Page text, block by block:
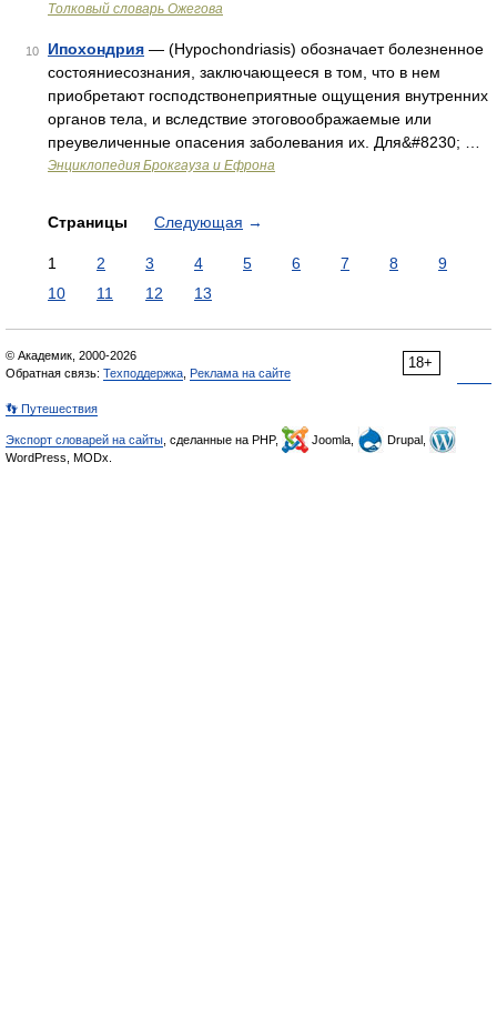
Толковый словарь Ожегова
10 Ипохондрия — (Hypochondriasis) обозначает болезненное
состояниесознания, заключающееся в том, что в нем
приобретают господствонеприятные ощущения внутренних
органов тела, и вследствие этоговоображаемые или
преувеличенные опасения заболевания их. Для&#8230; …
Энциклопедия Брокгауза и Ефрона
Страницы Следующая →
1 2 3 4 5 6 7 8
9
10
11 12 13
18+
© Академик, 2000-2026
Обратная связь: Техподдержка Реклама на сайте
👣 Путешествия
Экспорт словарей на сайты , сделанные на PHP, Joomla,
Drupal,
WordPress, MODx.